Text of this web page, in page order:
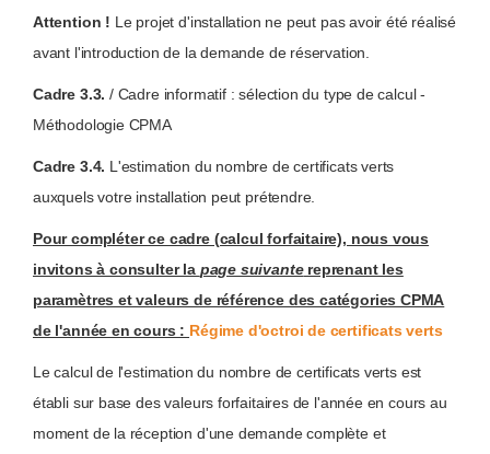
Attention ! Le projet d'installation ne peut pas avoir été réalisé
avant l'introduction de la demande de réservation.
Cadre 3.3. / Cadre informatif : sélection du type de calcul -
Méthodologie CPMA
Cadre 3.4. L'estimation du nombre de certificats verts
auxquels votre installation peut prétendre.
Pour compléter ce cadre (calcul forfaitaire), nous vous
invitons à consulter la page suivantereprenant les
paramètres et valeurs de référence des catégories CPMA
de l'année en cours : Régime d'octroi de certificats verts
Le calcul de l'estimation du nombre de certificats verts est
établi sur base des valeurs forfaitaires de l'année en cours au
moment de la réception d'une demande complète et